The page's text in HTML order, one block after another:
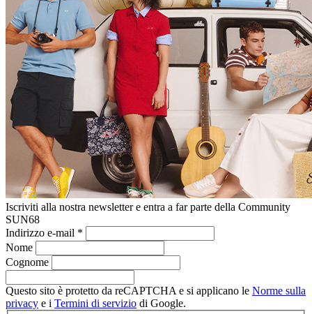
Iscriviti alla nostra newsletter e entra a far parte della Community
SUN68
Indirizzo e-mail *
Nome
Cognome
Questo sito è protetto da reCAPTCHA e si applicano le Norme sulla
privacy e i Termini di servizio di Google.